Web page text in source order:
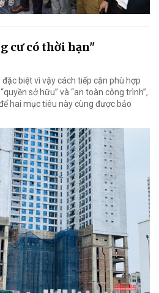
cư có thời hạn"
biệt vì vậy cách tiếp cận phù hợp
sở hữu” và “an toàn công trình”,
hai mục tiêu này cùng được bảo